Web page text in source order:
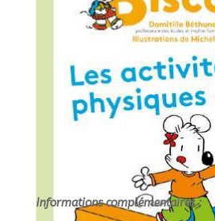
Informations complémentaires :